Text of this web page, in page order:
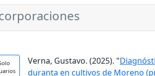
Verna, Gustavo. (2025). "
duranta en cultivos de Moreno